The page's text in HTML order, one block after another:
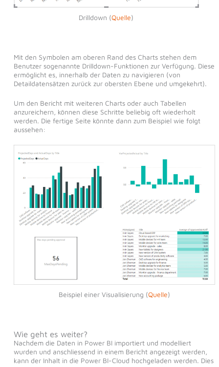
Drilldown (Quelle)
Mit den Symbolen am oberen Rand des Charts stehen dem
Benutzer sogenannte Drilldown-Funktionen zur Verfügung. Diese
ermöglicht es, innerhalb der Daten zu navigieren (von
Detaildatensätzen zurück zur obersten Ebene und umgekehrt).
Um den Bericht mit weiteren Charts oder auch Tabellen
anzureichern, können diese Schritte beliebig oft wiederholt
werden. Die fertige Seite könnte dann zum Beispiel wie folgt
aussehen:
Beispiel einer Visualisierung (Quelle)
Wie geht es weiter?
Nachdem die Daten in Power BI importiert und modelliert
wurden und anschliessend in einem Bericht angezeigt werden,
kann der Inhalt in die Power BI-Cloud hochgeladen werden. Dies